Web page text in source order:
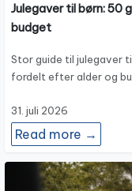
Julegaver til børn: 50
budget
Stor guide til julegaver
fordelt efter alder og
31. juli 2026
Read more →